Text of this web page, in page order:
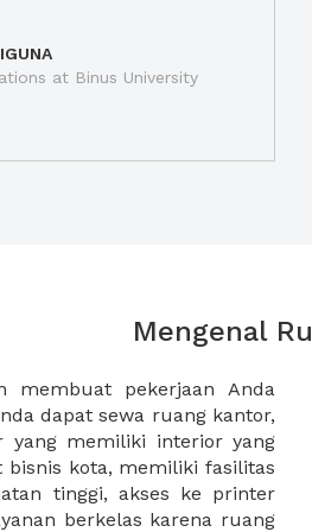
at Binus University
Mengenal
membuat pekerjaan Anda
dapat sewa ruang kantor,
yang memiliki interior yang
kota, memiliki fasilitas
tinggi, akses ke printer
berkelas karena ruang
domisili, Tanda Domisili
dan atau akte
CV untuk usaha Anda.
proses sewa
kantor yang akan anda
atau mengunjungi calon